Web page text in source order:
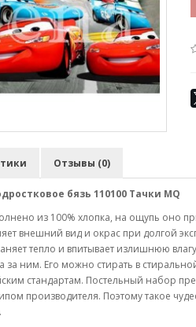
Отзывы (0)
бязь 110100 Тачки MQ
из 100% хлопка, на ощупь оно
внешний вид и окрас при долгой
тепло и впитывает излишнюю
за ним. Его можно стирать в
стандартам. Постельный набор
производителя. Поэтому такое